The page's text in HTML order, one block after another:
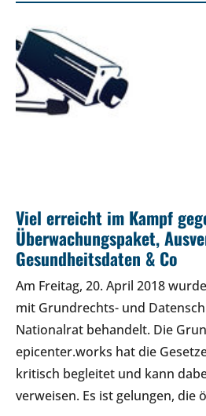
Viel erreicht im Kampf
Überwachungspaket,
Gesundheitsdaten & Co
Am Freitag, 20. April 2018
mit Grundrechts- und
Nationalrat behandelt. Die
epicenter.works hat die
kritisch begleitet und kann
verweisen. Es ist gelungen, die